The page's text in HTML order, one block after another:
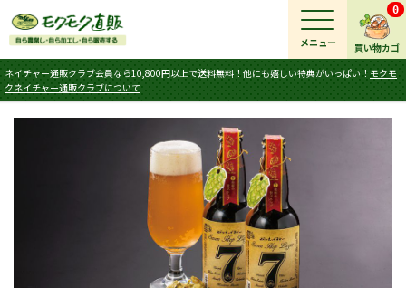
買い物カゴ
0
ネイチャー通販クラブ会員なら10,800円以上で送料無料！他にも嬉しい特典がいっぱい！ モクモ
クネイチャー通販クラブについて
メニュー